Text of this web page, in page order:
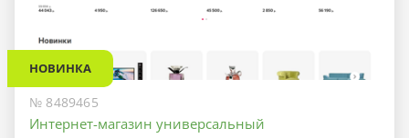
НОВИНКА
№ 8489465
Интернет-магазин универсальный